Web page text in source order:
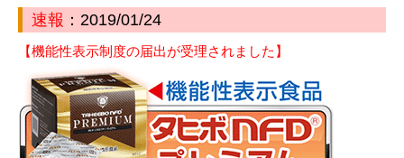
速報 ：2019/01/24
【機能性表示制度の届出が受理されました】